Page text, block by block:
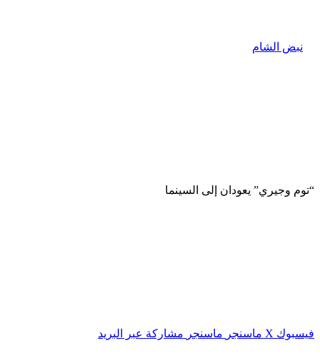
“توم وجيري” يعودان إلى السينما
فيسبوك ‫X ماسنجر ماسنجر مشاركة عبر البريد